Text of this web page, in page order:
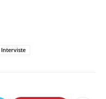
Interviste